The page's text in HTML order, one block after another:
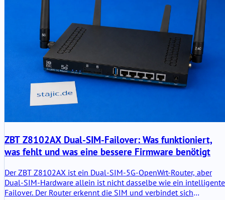
ZBT Z8102AX Dual-SIM-Failover: Was funktioniert,
was fehlt und was eine bessere Firmware benötigt
Der ZBT Z8102AX ist ein Dual-SIM-5G-OpenWrt-Router, aber
Dual-SIM-Hardware allein ist nicht dasselbe wie ein
Failover. Der Router erkennt die SIM und verbindet sich